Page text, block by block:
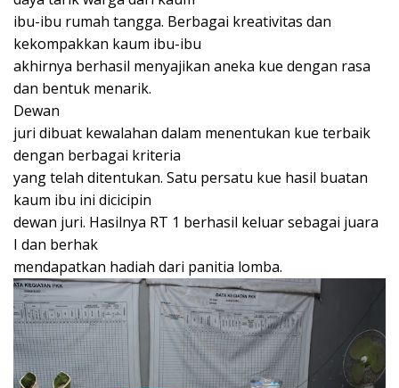
ibu-ibu rumah tangga. Berbagai kreativitas dan
kekompakkan kaum ibu-ibu
akhirnya berhasil menyajikan aneka kue dengan rasa
dan bentuk menarik.
Dewan
juri dibuat kewalahan dalam menentukan kue terbaik
dengan berbagai kriteria
yang telah ditentukan. Satu persatu kue hasil buatan
kaum ibu ini dicicipin
dewan juri. Hasilnya RT 1 berhasil keluar sebagai juara
I dan berhak
mendapatkan hadiah dari panitia lomba.